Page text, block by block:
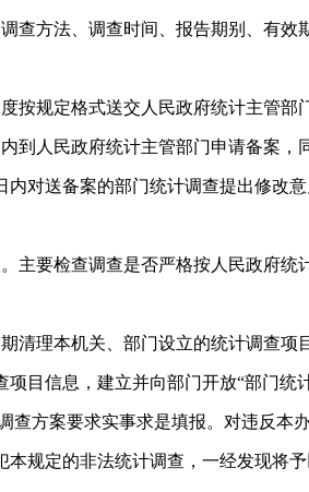
方法、调查时间、报告期别、有效
规定格式送交人民政府统计主管部
人民政府统计主管部门申请备案，
对送备案的部门统计调查提出修改
要检查调查是否严格按人民政府统
理本机关、部门设立的统计调查项
目信息，建立并向部门开放“部门统
方案要求实事求是填报。对违反本
规定的非法统计调查，一经发现将